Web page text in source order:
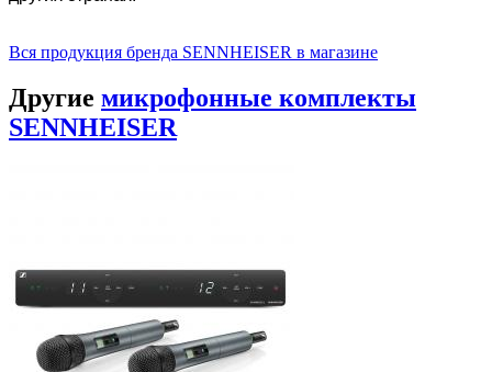
Вся продукция бренда SENNHEISER в магазине
Другие микрофонные комплекты
SENNHEISER